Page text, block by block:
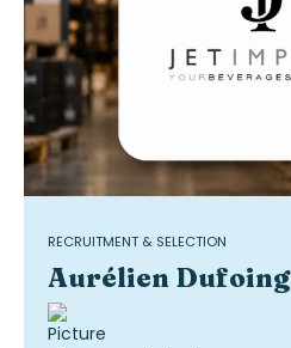
RECRUITMENT & SELECTION
Aurélien Dufoing